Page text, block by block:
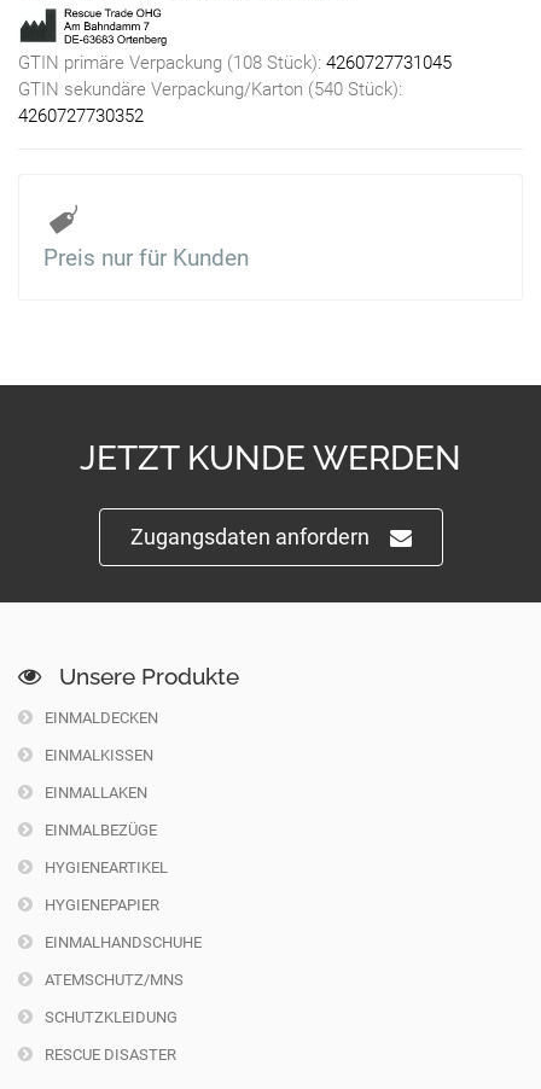
GTIN primäre Verpackung (108 Stück): 4260727731045
GTIN sekundäre Verpackung/Karton (540 Stück):
4260727730352
Preis nur für Kunden
JETZT KUNDE WERDEN
Zugangsdaten anfordern
Unsere Produkte
EINMALDECKEN
EINMALKISSEN
EINMALLAKEN
EINMALBEZÜGE
HYGIENEARTIKEL
HYGIENEPAPIER
EINMALHANDSCHUHE
ATEMSCHUTZ/MNS
SCHUTZKLEIDUNG
RESCUE DISASTER